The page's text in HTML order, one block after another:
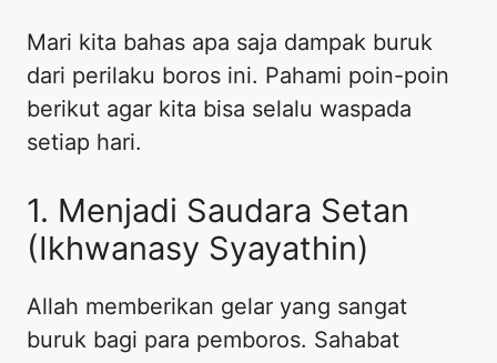
Mari kita bahas apa saja dampak buruk
dari perilaku boros ini. Pahami poin-poin
berikut agar kita bisa selalu waspada
setiap hari.
1. Menjadi Saudara Setan
(Ikhwanasy Syayathin)
Allah memberikan gelar yang sangat
buruk bagi para pemboros. Sahabat